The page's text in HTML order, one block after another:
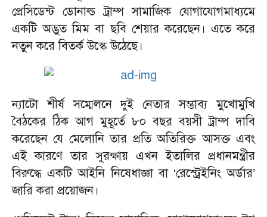
প্রেসিডেন্ট ডোনাল্ড ট্রাম্প সামাজিক যোগাযোগমাধ্যমে
একটি অদ্ভুত মিম বা ছবি শেয়ার করেছেন। এতে করে
নতুন করে বিতর্ক উস্কে উঠেছে।
ন্যাটো শীর্ষ সম্মেলনে দুই নেতার সম্ভাব্য মুখোমুখি
বৈঠকের ঠিক আগ মুহূর্তে ৮০ বছর বয়সী ট্রাম্প দাবি
করেছেন যে মেলোনি তার প্রতি অতিরিক্ত আসক্ত এবং
এই কারণে তার সুরক্ষায় এখন ইতালির প্রধানমন্ত্রীর
বিরুদ্ধে একটি আইনি নিষেধাজ্ঞা বা ‘রেস্ট্রেইনিং অর্ডার’
জারি করা প্রয়োজন।